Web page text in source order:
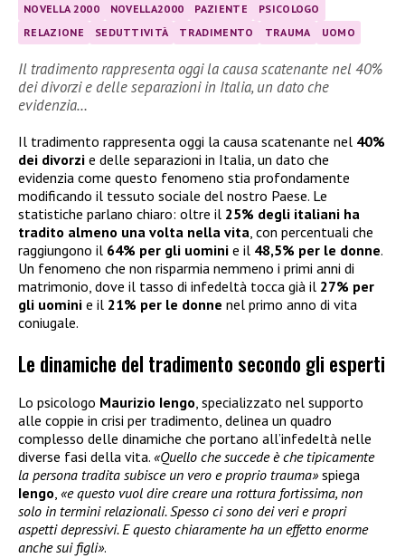
NOVELLA 2000
NOVELLA2000 PAZIENTE
PSICOLOGO
RELAZIONE
SEDUTTIVITÀ TRADIMENTO TRAUMA UOMO
Il tradimento rappresenta oggi la causa scatenante nel 40%
dei divorzi e delle separazioni in Italia, un dato che
evidenzia…
Il tradimento rappresenta oggi la causa scatenante nel 40%
dei divorzi e delle separazioni in Italia, un dato che
evidenzia come questo fenomeno stia profondamente
modificando il tessuto sociale del nostro Paese. Le
statistiche parlano chiaro: oltre il 25% degli italiani ha
tradito almeno una volta nella vita, con percentuali che
raggiungono il 64% per gli uomini e il 48,5% per le donne.
Un fenomeno che non risparmia nemmeno i primi anni di
matrimonio, dove il tasso di infedeltà tocca già il 27% per
gli uomini e il 21% per le donne nel primo anno di vita
coniugale.
Le dinamiche del tradimento secondo gli esperti
Lo psicologo Maurizio Iengo, specializzato nel supporto
alle coppie in crisi per tradimento, delinea un quadro
complesso delle dinamiche che portano all’infedeltà nelle
diverse fasi della vita. «Quello che succede è che tipicamente
la persona tradita subisce un vero e proprio trauma»spiega
Iengo, «e questo vuol dire creare una rottura fortissima, non
solo in termini relazionali. Spesso ci sono dei veri e propri
aspetti depressivi. E questo chiaramente ha un effetto enorme
anche sui figli».